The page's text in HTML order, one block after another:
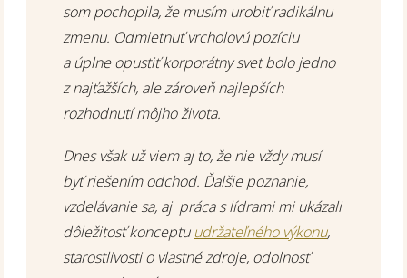
som pochopila, že musím urobiť radikálnu
zmenu. Odmietnuť vrcholovú pozíciu
a úplne opustiť korporátny svet bolo jedno
z najťažších, ale zároveň najlepších
rozhodnutí môjho života.
Dnes však už viem aj to, že nie vždy musí
byť riešením odchod. Ďalšie poznanie,
vzdelávanie sa, aj práca s lídrami mi ukázali
dôležitosť konceptu udržateľného výkonu,
starostlivosti o vlastné zdroje, odolnosť